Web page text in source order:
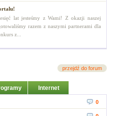
lat jesteśmy z Wami! Z okazji naszej
razem z naszymi partnerami dla
z...
przejdź do forum
Internet
0